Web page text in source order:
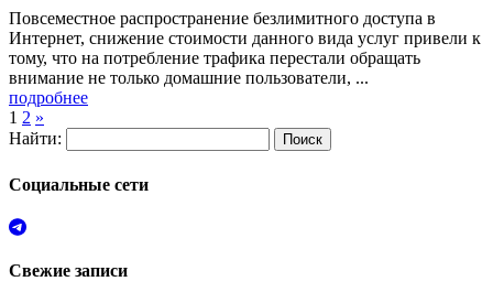
Повсеместное распространение безлимитного доступа в
Интернет, снижение стоимости данного вида услуг привели к
тому, что на потребление трафика перестали обращать
внимание не только домашние пользователи, ...
подробнее
1 2 »
Найти:
Социальные сети
Свежие записи